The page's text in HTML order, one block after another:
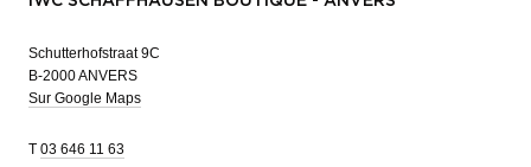
Schutterhofstraat 9C
B-2000 ANVERS
Sur Google Maps
T 03 646 11 63